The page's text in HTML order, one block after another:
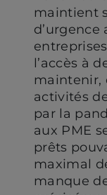
maintient
l’accès à
maintenir,
activités
par la
aux PME
prêts
maximal
manque